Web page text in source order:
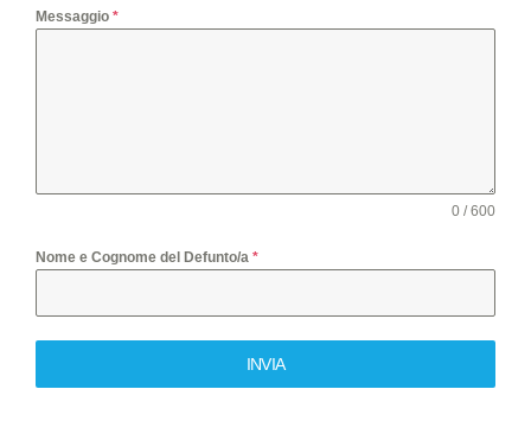
Messaggio *
0 / 600
Nome e Cognome del Defunto/a *
INVIA